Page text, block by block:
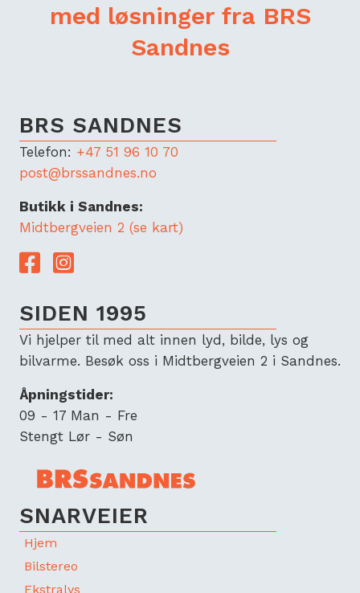
med løsninger fra BRS
Sandnes
BRS SANDNES
Telefon: +47 51 96 10 70
post@brssandnes.no
Butikk i Sandnes:
Midtbergveien 2 (se kart)
Lenke til Facebook
Lenke til Instagram
SIDEN 1995
Vi hjelper til med alt innen lyd, bilde, lys og
bilvarme. Besøk oss i Midtbergveien 2 i Sandnes.
Åpningstider:
09 - 17 Man - Fre
Stengt Lør - Søn
SNARVEIER
Hjem
Bilstereo
Ekstralys